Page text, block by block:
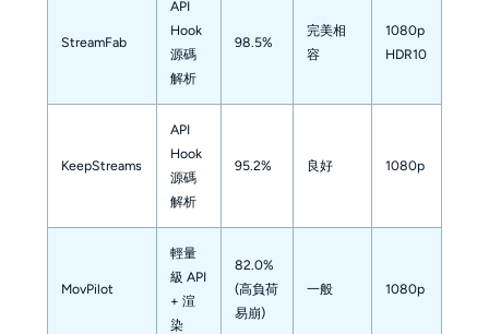
StreamFab
API
Hook
源碼
解析
98.5%
完美相
容
1080p
HDR10
KeepStreams
API
Hook
源碼
解析
95.2% 良好 1080p
MovPilot
輕量
級 API
+ 渲
染
82.0%
(高負荷
易崩)
一般 1080p